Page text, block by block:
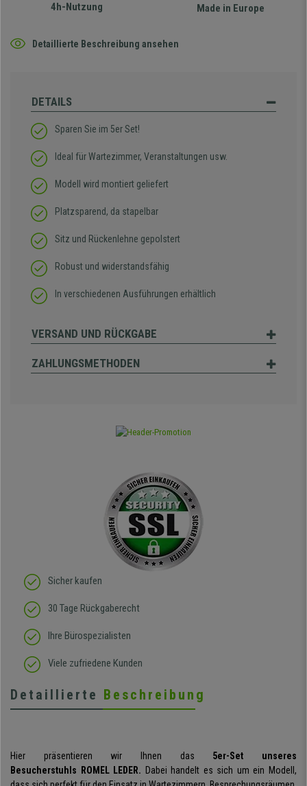
4h-Nutzung Made in Europe
Detaillierte Beschreibung ansehen
DETAILS
Sparen Sie im 5er Set!
Ideal für Wartezimmer, Veranstaltungen usw.
Modell wird montiert geliefert
Platzsparend, da stapelbar
Sitz und Rückenlehne gepolstert
Robust und widerstandsfähig
In verschiedenen Ausführungen erhältlich
VERSAND UND RÜCKGABE
ZAHLUNGSMETHODEN
Sicher kaufen
30 Tage Rückgaberecht
Ihre Bürospezialisten
Viele zufriedene Kunden
Detaillierte Beschreibung
Hier präsentieren wir Ihnen das 5er-Set unseres
Besucherstuhls ROMEL LEDER. Dabei handelt es sich um ein Modell,